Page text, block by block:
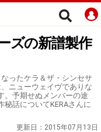
ズの新譜製作
ったケラ＆ザ・シンセサ
、ニューウェイヴでありな
。予期せぬメンバーの途
話についてKERAさんに
更新日： 2015年07月13日